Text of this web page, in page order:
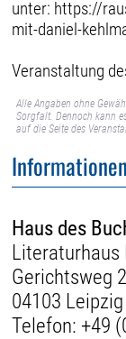
unter: https://
mit-daniel-
Veranstaltung
Alle Angaben ohne
Sorgfalt. Dennoch kann
auf die Seite des
Haus des
Literaturhaus
Gerichtsweg
04103 Leipzig
Telefon: +49